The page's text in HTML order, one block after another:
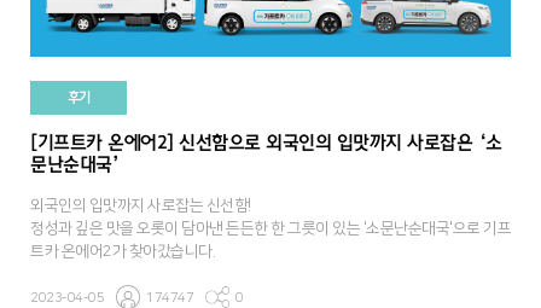
후기
[기프트카 온에어2] 신선함으로 외국인의 입맛까지 사로잡은 ‘소
문난순대국’
외국인의 입맛까지 사로잡는 신선함!
정성과 깊은 맛을 오롯이 담아낸 든든한 한 그릇이 있는 '소문난순대국'으로 기프
트카 온에어2가 찾아갔습니다.
2023-04-05 174747 0